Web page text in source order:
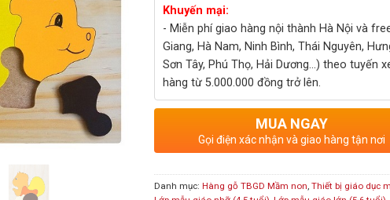
Khuyến mại:
- Miễn phí giao hàng nội thành Hà Nội và
Giang, Hà Nam, Ninh Bình, Thái Nguyên,
Sơn Tây, Phú Thọ, Hải Dương...) theo tuyến
hàng từ 5.000.000 đồng trở lên.
MUA NGAY
Gọi điện xác nhận và giao hàng tận nơi
Danh mục: Hàng gỗ TBGD Mầm non, Thiết bị giáo dục